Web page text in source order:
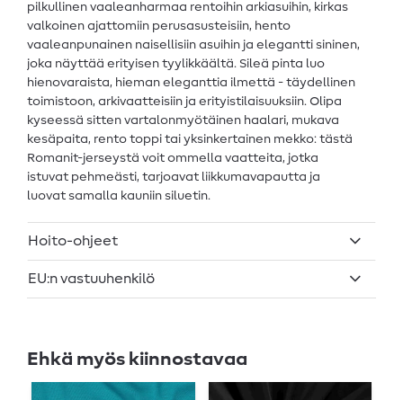
pilkullinen vaaleanharmaa rentoihin arkiasuihin, kirkas
valkoinen ajattomiin perusasusteisiin, hento
vaaleanpunainen naisellisiin asuihin ja elegantti sininen,
joka näyttää erityisen tyylikkäältä. Sileä pinta luo
hienovaraista, hieman eleganttia ilmettä - täydellinen
toimistoon, arkivaatteisiin ja erityistilaisuuksiin. Olipa
kyseessä sitten vartalonmyötäinen haalari, mukava
kesäpaita, rento toppi tai yksinkertainen mekko: tästä
Romanit-jerseystä voit ommella vaatteita, jotka
istuvat pehmeästi, tarjoavat liikkumavapautta ja
luovat samalla kauniin siluetin.
Hoito-ohjeet
EU:n vastuuhenkilö
Ehkä myös kiinnostavaa